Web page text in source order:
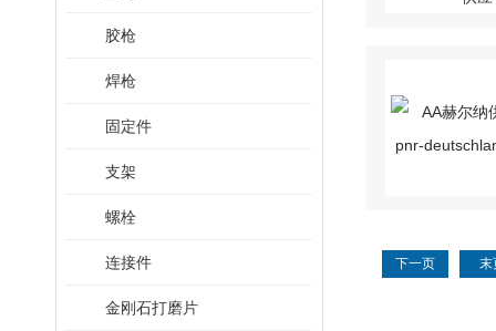
胶枪
焊枪
固定件
支架
螺栓
连接件
金刚石打磨片
下一页 末